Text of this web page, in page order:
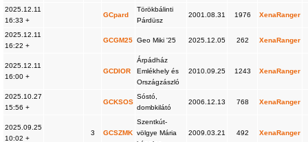
2025.12.11
16:33 +
GCpard
Törökbálinti
Párdüsz
2001.08.31 1976 XenaRanger
2025.12.11
16:22 +
GCGM25 Geo Miki '25 2025.12.05 262 XenaRanger
2025.12.11
16:00 +
GCDIOR
Árpádház
Emlékhely és
Országzászló
2010.09.25 1243 XenaRanger
2025.10.27
15:56 +
GCKSOS
Sóstó,
dombkilátó
2006.12.13 768 XenaRanger
2025.09.25
10:02 +
3 GCSZMK
Szentkút-
völgye Mária
2009.03.21 492 XenaRanger